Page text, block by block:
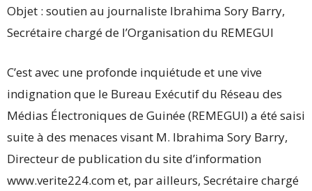
Objet : soutien au journaliste Ibrahima Sory Barry,
Secrétaire chargé de l’Organisation du REMEGUI
C’est avec une profonde inquiétude et une vive
indignation que le Bureau Exécutif du Réseau des
Médias Électroniques de Guinée (REMEGUI) a été saisi
suite à des menaces visant M. Ibrahima Sory Barry,
Directeur de publication du site d’information
www.verite224.com et, par ailleurs, Secrétaire chargé